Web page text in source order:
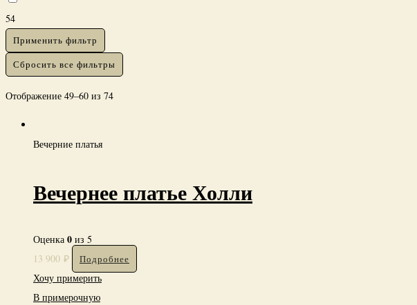
54
Применить фильтр
Сбросить все фильтры
Отображение 49–60 из 74
Вечерние платья
Вечернее платье Холли
Оценка 0 из 5
13 900 ₽ Подробнее
Хочу примерить
В примерочную